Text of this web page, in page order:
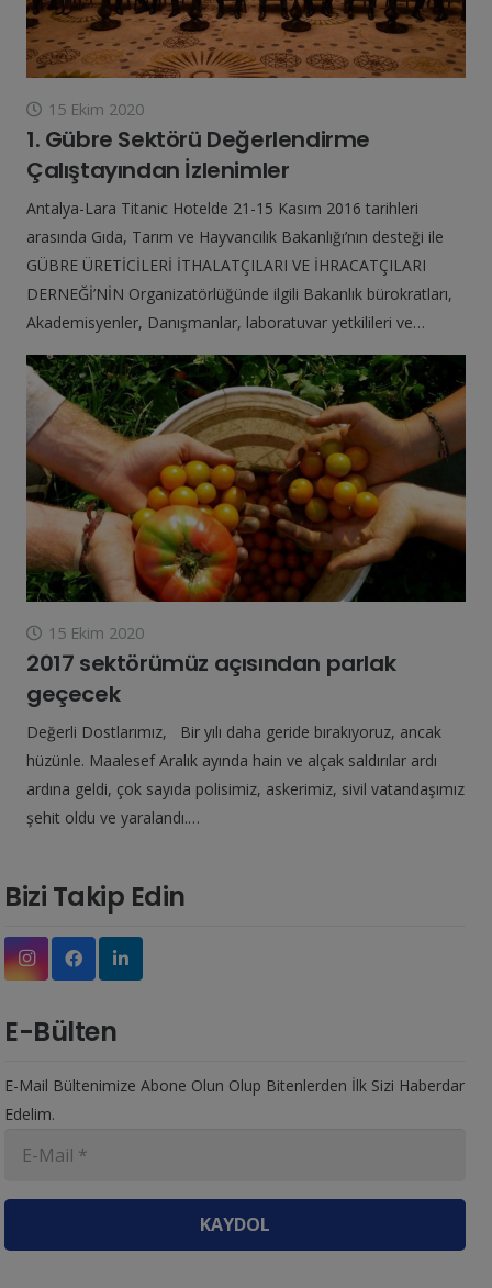
15 Ekim 2020
1. Gübre Sektörü Değerlendirme
Çalıştayından İzlenimler
Antalya-Lara Titanic Hotelde 21-15 Kasım 2016 tarihleri
arasında Gıda, Tarım ve Hayvancılık Bakanlığı’nın desteği ile
GÜBRE ÜRETİCİLERİ İTHALATÇILARI VE İHRACATÇILARI
DERNEĞİ’NİN Organizatörlüğünde ilgili Bakanlık bürokratları,
Akademisyenler, Danışmanlar, laboratuvar yetkilileri ve…
15 Ekim 2020
2017 sektörümüz açısından parlak
geçecek
Değerli Dostlarımız, Bir yılı daha geride bırakıyoruz, ancak
hüzünle. Maalesef Aralık ayında hain ve alçak saldırılar ardı
ardına geldi, çok sayıda polisimiz, askerimiz, sivil vatandaşımız
şehit oldu ve yaralandı.…
Bizi Takip Edin
E-Bülten
E-Mail Bültenimize Abone Olun Olup Bitenlerden İlk Sizi Haberdar
Edelim.
KAYDOL